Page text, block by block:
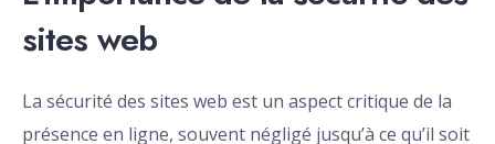
sites web
La sécurité des sites web est un aspect critique de la
présence en ligne, souvent négligé jusqu’à ce qu’il soit